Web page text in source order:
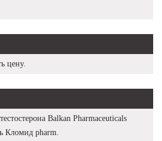
цену.
Balkan Pharmaceuticals
Кломид pharm.